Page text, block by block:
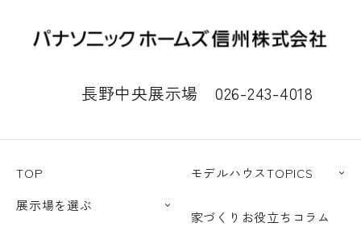
長野中央展示場 026-243-4018
TOP
展示場を選ぶ
モデルハウスTOPICS
家づくりお役立ちコラム